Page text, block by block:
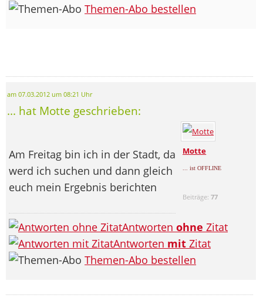
Themen-Abo bestellen
am 07.03.2012 um 08:21 Uhr
... hat Motte geschrieben:
Motte
... ist OFFLINE
Beiträge:77
Am Freitag bin ich in der Stadt, da
werd ich suchen und dann gleich
euch mein Ergebnis berichten
Antworten ohne Zitat
Antworten mit Zitat
Themen-Abo bestellen